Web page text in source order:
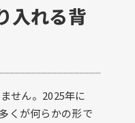
入れる背
せん。2025年に
くが何らかの形で